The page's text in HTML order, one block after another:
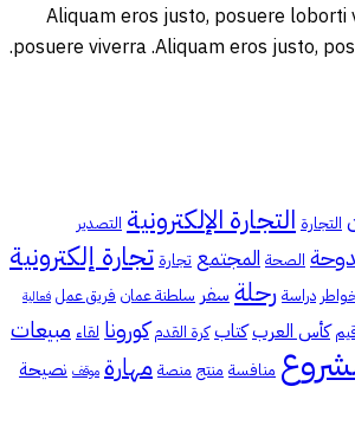
Aliquam eros justo, posuere
posuere viverra .Aliquam eros justo,
التجارة التجارة الإلكترونية التصدير
الصحة المجتمع تجارة تجارة إلكترونية
دراسة رحلة سفر سلطنة عمان فريق عمل فعالية
كأس العرب كتاب كرة القدم كورونا لقاء مبيعات
منافسة منتج منصة مهارة موقف نصيحة